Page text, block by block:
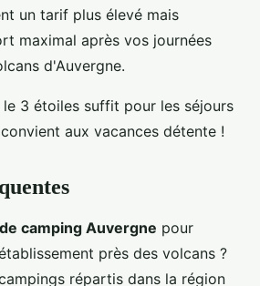
un tarif plus élevé mais
maximal après vos journées
d'Auvergne.
le 3 étoiles suffit pour les séjours
aux vacances détente !
camping Auvergne pour
près des volcans ?
répartis dans la région